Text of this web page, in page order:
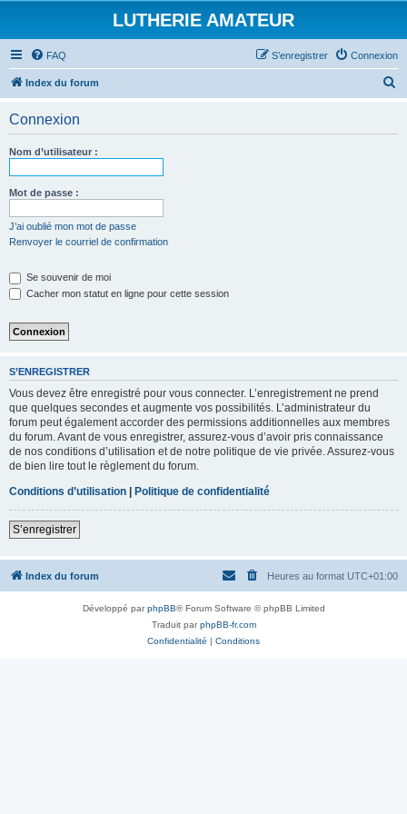
LUTHERIE AMATEUR
FAQ Connexion
S’enregistrer
Index du forum
Connexion
Nom d’utilisateur :
Mot de passe :
J’ai oublié mon mot de passe
Renvoyer le courriel de confirmation
Se souvenir de moi
Cacher mon statut en ligne pour cette session
S’ENREGISTRER
Vous devez être enregistré pour vous connecter. L’enregistrement ne prend
que quelques secondes et augmente vos possibilités. L’administrateur du
forum peut également accorder des permissions additionnelles aux membres
du forum. Avant de vous enregistrer, assurez-vous d’avoir pris connaissance
de nos conditions d’utilisation et de notre politique de vie privée. Assurez-vous
de bien lire tout le règlement du forum.
Conditions d’utilisation | Politique de confidentialité
S’enregistrer
Index du forum Heures au format UTC+01:00
Développé parphpBB® Forum Software © phpBB Limited
Traduit parphpBB-fr.com
Confidentialité | Conditions